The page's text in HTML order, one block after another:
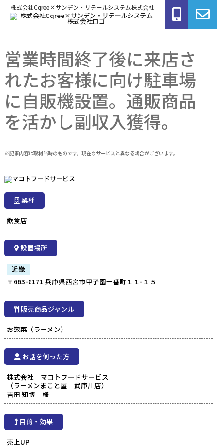
株式会社Cqree×サンデン・リテールシステム株式会社
営業時間終了後に来店さ
れたお客様に向け駐車場
に自販機設置。通販商品
を活かし副収入獲得。
※記事内容は取材当時のものです。現在のサービスと異なる場合がございます。
業種
飲食店
設置場所
近畿
〒663-8171 兵庫県西宮市甲子園一番町１１-１５
販売商品ジャンル
お惣菜（ラーメン）
お話を伺った方
株式会社 マコトフードサービス
（ラーメンまこと屋 武庫川店）
吉田 知博 様
目的・効果
売上UP